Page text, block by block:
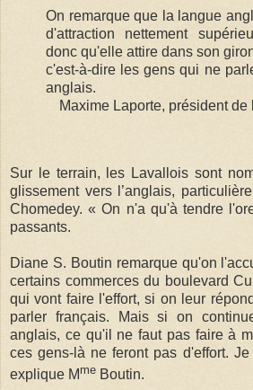
On remarque que la langue
d'attraction nettement
donc qu'elle attire dans son
c'est-à-dire les gens qui ne
anglais.
Maxime Laporte, président
Sur le terrain, les Lavallois sont
glissement vers l’anglais,
Chomedey. « On n'a qu'à tendre
passants.
Diane S. Boutin remarque qu'on
certains commerces du boulevard
qui vont faire l'effort, si on leur
parler français. Mais si on
anglais, ce qu'il ne faut pas faire à
ces gens-là ne feront pas d'effort.
explique Mme Boutin.